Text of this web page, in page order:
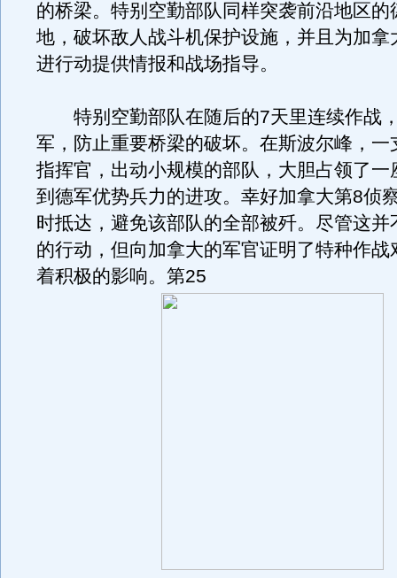
的桥梁。特别空勤部队同样突袭前沿地区的
地，破坏敌人战斗机保护设施，并且为加拿
进行动提供情报和战场指导。
特别空勤部队在随后的7天里连续作战
军，防止重要桥梁的破坏。在斯波尔峰，一
指挥官，出动小规模的部队，大胆占领了一
到德军优势兵力的进攻。幸好加拿大第8侦
时抵达，避免该部队的全部被歼。尽管这并
的行动，但向加拿大的军官证明了特种作战
着积极的影响。第25